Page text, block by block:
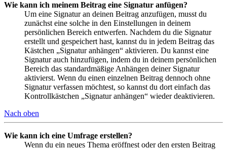
Wie kann ich meinem Beitrag eine Signatur anfügen?
Um eine Signatur an deinen Beitrag anzufügen, musst du
zunächst eine solche in den Einstellungen in deinem
persönlichen Bereich entwerfen. Nachdem du die Signatur
erstellt und gespeichert hast, kannst du in jedem Beitrag das
Kästchen „Signatur anhängen“ aktivieren. Du kannst eine
Signatur auch hinzufügen, indem du in deinem persönlichen
Bereich das standardmäßige Anhängen deiner Signatur
aktivierst. Wenn du einen einzelnen Beitrag dennoch ohne
Signatur verfassen möchtest, so kannst du dort einfach das
Kontrollkästchen „Signatur anhängen“ wieder deaktivieren.
Nach oben
Wie kann ich eine Umfrage erstellen?
Wenn du ein neues Thema eröffnest oder den ersten Beitrag